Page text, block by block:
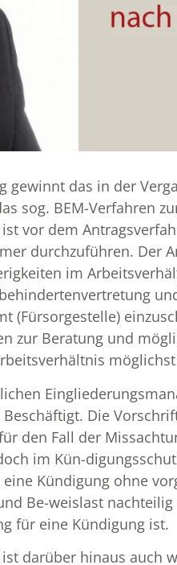
das in der
sog. BEM-Verfahren
vor dem
durchzuführen. Der
im
(Fürsorgestelle)
zur Beratung und
Die
den Fall der
im Kün-
Kündigung ohne
Be-weislast
für eine Kündigung ist.
darüber hinaus auch